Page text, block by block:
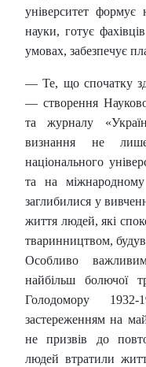
університет формує
науки, готує
умовах, забезпечує
— Те, що спочатку
— створення
та журналу
визнання не
національного
та на
заглибилися у
життя людей, які
тваринництвом,
Особливо
найбільш болючої
Голодомору
застереженням на
не призвів до
людей втратили